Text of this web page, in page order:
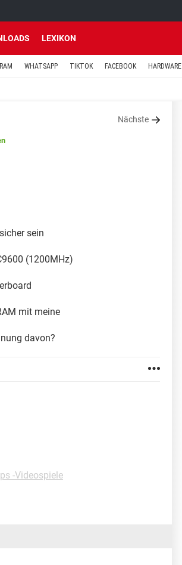
LEXIKON
WHATSAPP TIKTOK FACEBOOK HARDWARE
Nächste
sein
(1200MHz)
mit meine
davon?
-Videospiele